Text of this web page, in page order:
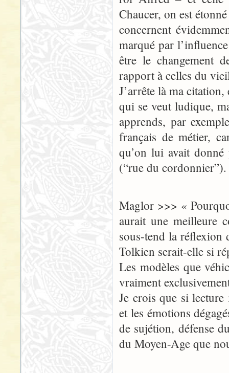
Chaucer, on est
concernent
marqué par
être le changement
rapport à celles du
J’arrête là ma
qui se veut ludique,
apprends, par
français de métier,
qu’on lui avait
(“rue du cordonnier”).
Maglor >>> «
aurait une meilleure
sous-tend la réflexion
Tolkien serait-elle si
Les modèles que
vraiment
Je crois que si
et les émotions
de sujétion, défense
du Moyen-Age que